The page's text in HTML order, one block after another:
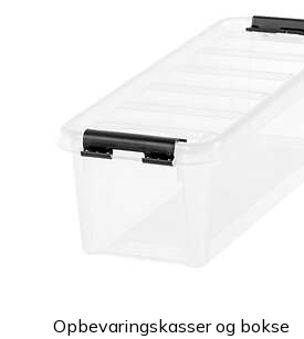
Opbevaringskasser og bokse